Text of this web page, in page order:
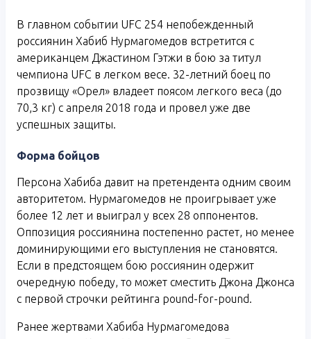
В главном событии UFC 254 непобежденный
россиянин Хабиб Нурмагомедов встретится с
американцем Джастином Гэтжи в бою за титул
чемпиона UFC в легком весе. 32-летний боец по
прозвищу «Орел» владеет поясом легкого веса (до
70,3 кг) с апреля 2018 года и провел уже две
успешных защиты.
Форма бойцов
Персона Хабиба давит на претендента одним своим
авторитетом. Нурмагомедов не проигрывает уже
более 12 лет и выиграл у всех 28 оппонентов.
Оппозиция россиянина постепенно растет, но менее
доминирующими его выступления не становятся.
Если в предстоящем бою россиянин одержит
очередную победу, то может сместить Джона Джонса
с первой строчки рейтинга pound-for-pound.
Ранее жертвами Хабиба Нурмагомедова